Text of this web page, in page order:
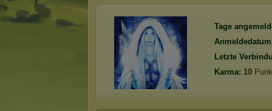
Tage
Letzte
Karma: 10